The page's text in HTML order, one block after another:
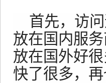
首先，访
放在国内服
放在国外好
快了很多，